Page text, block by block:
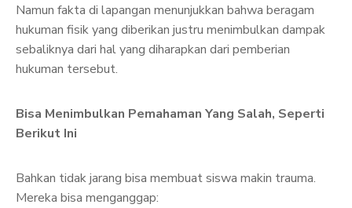
Namun fakta di lapangan menunjukkan bahwa beragam
hukuman fisik yang diberikan justru menimbulkan dampak
sebaliknya dari hal yang diharapkan dari pemberian
hukuman tersebut.
Bisa Menimbulkan Pemahaman Yang Salah, Seperti
Berikut Ini
Bahkan tidak jarang bisa membuat siswa makin trauma.
Mereka bisa menganggap: